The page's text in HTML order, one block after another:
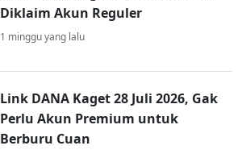
Diklaim Akun Reguler
1 minggu yang lalu
Link DANA Kaget 28 Juli 2026, Gak
Perlu Akun Premium untuk
Berburu Cuan